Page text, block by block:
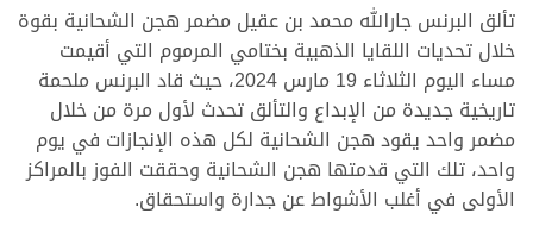
تألق البرنس جارالله محمد بن عقيل مضمر هجن الشحانية بقوة
خلال تحديات اللقايا الذهبية بختامي المرموم التي أقيمت
مساء اليوم الثلاثاء 19 مارس 2024، حيث قاد البرنس ملحمة
تاريخية جديدة من الإبداع والتألق تحدث لأول مرة من خلال
مضمر واحد يقود هجن الشحانية لكل هذه الإنجازات في يوم
واحد، تلك التي قدمتها هجن الشحانية وحققت الفوز بالمراكز
الأولى في أغلب الأشواط عن جدارة واستحقاق.